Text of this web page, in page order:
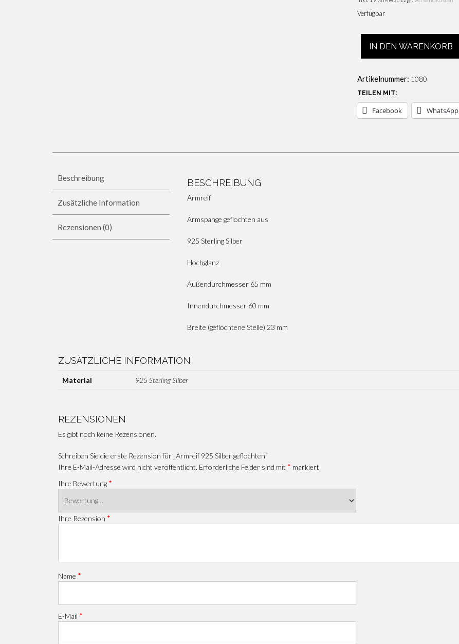
Verfügbar
Silber
Menge
IN DEN WARENKORB
Artikelnummer: 1080
TEILEN MIT:
Facebook WhatsApp
Beschreibung
Zusätzliche Information
Rezensionen (0)
BESCHREIBUNG
Armreif
Armspange geflochten aus
925 Sterling Silber
Hochglanz
Außendurchmesser 65 mm
Innendurchmesser 60 mm
Breite (geflochtene Stelle) 23 mm
ZUSÄTZLICHE INFORMATION
Material 925 Sterling Silber
REZENSIONEN
Es gibt noch keine Rezensionen.
Schreiben Sie die erste Rezension für „Armreif 925 Silber geflochten“
Ihre E-Mail-Adresse wird nicht veröffentlicht. Erforderliche Felder sind mit * markiert
Ihre Bewertung *
Ihre Rezension *
Name *
E-Mail *